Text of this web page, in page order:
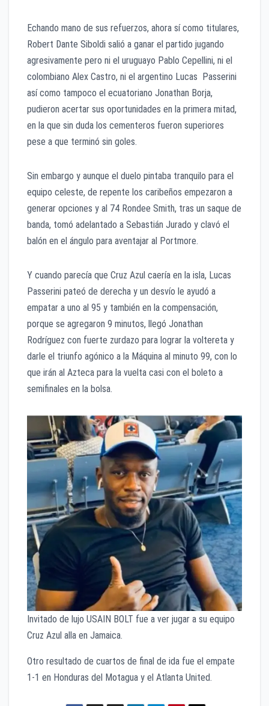
Echando mano de sus refuerzos, ahora sí como titulares,
Robert Dante Siboldi salió a ganar el partido jugando
agresivamente pero ni el uruguayo Pablo Cepellini, ni el
colombiano Alex Castro, ni el argentino Lucas Passerini
así como tampoco el ecuatoriano Jonathan Borja,
pudieron acertar sus oportunidades en la primera mitad,
en la que sin duda los cementeros fueron superiores
pese a que terminó sin goles.
Sin embargo y aunque el duelo pintaba tranquilo para el
equipo celeste, de repente los caribeños empezaron a
generar opciones y al 74 Rondee Smith, tras un saque de
banda, tomó adelantado a Sebastián Jurado y clavó el
balón en el ángulo para aventajar al Portmore.
Y cuando parecía que Cruz Azul caería en la isla, Lucas
Passerini pateó de derecha y un desvío le ayudó a
empatar a uno al 95 y también en la compensación,
porque se agregaron 9 minutos, llegó Jonathan
Rodríguez con fuerte zurdazo para lograr la voltereta y
darle el triunfo agónico a la Máquina al minuto 99, con lo
que irán al Azteca para la vuelta casi con el boleto a
semifinales en la bolsa.
Invitado de lujo USAIN BOLT fue a ver jugar a su equipo
Cruz Azul alla en Jamaica.
Otro resultado de cuartos de final de ida fue el empate
1-1 en Honduras del Motagua y el Atlanta United.